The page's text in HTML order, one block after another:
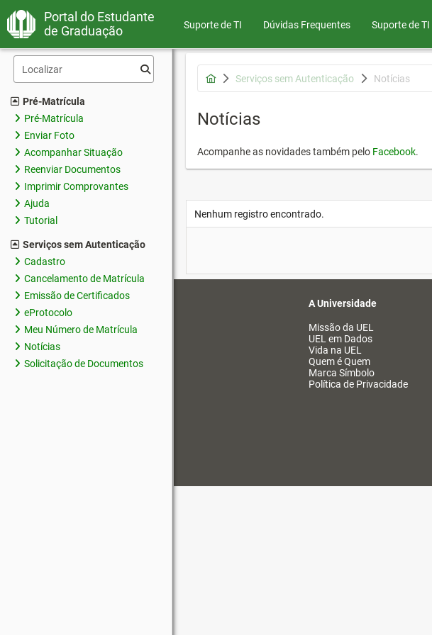
Portal do Estudante
de Graduação
Suporte de TI Dúvidas Frequentes Suporte de TI
Pré-Matrícula
Pré-Matrícula
Enviar Foto
Acompanhar Situação
Reenviar Documentos
Imprimir Comprovantes
Ajuda
Tutorial
Serviços sem Autenticação
Cadastro
Cancelamento de Matrícula
Emissão de Certificados
eProtocolo
Meu Número de Matrícula
Notícias
Solicitação de Documentos
Serviços sem Autenticação Notícias
Notícias
Acompanhe as novidades também pelo Facebook.
Nenhum registro encontrado.
A Universidade
Missão da UEL
UEL em Dados
Vida na UEL
Quem é Quem
Marca Símbolo
Política de Privacidade